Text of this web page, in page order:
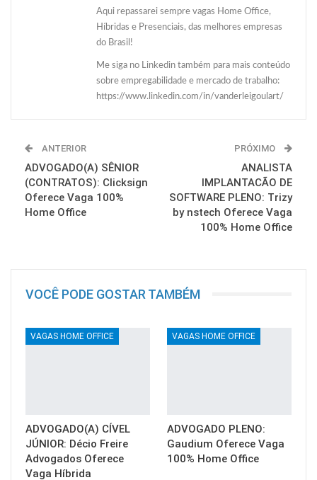
Aqui repassarei sempre vagas Home Office,
Híbridas e Presenciais, das melhores empresas
do Brasil!
Me siga no Linkedin também para mais conteúdo
sobre empregabilidade e mercado de trabalho:
https://www.linkedin.com/in/vanderleigoulart/
ANTERIOR
ADVOGADO(A) SÊNIOR
(CONTRATOS): Clicksign
Oferece Vaga 100%
Home Office
PRÓXIMO
ANALISTA
IMPLANTACÃO DE
SOFTWARE PLENO: Trizy
by nstech Oferece Vaga
100% Home Office
VOCÊ PODE GOSTAR TAMBÉM
VAGAS HOME OFFICE
ADVOGADO(A) CÍVEL
JÚNIOR: Décio Freire
Advogados Oferece
Vaga Híbrida
VAGAS HOME OFFICE
ADVOGADO PLENO:
Gaudium Oferece Vaga
100% Home Office